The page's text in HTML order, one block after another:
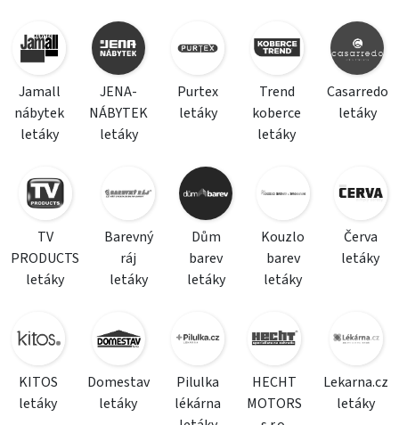
Jamall
nábytek
letáky
JENA-
NÁBYTEK
letáky
Purtex
letáky
Trend
koberce
letáky
Casarredo
letáky
TV
PRODUCTS
letáky
Barevný
ráj
letáky
Dům
barev
letáky
Kouzlo
barev
letáky
Červa
letáky
KITOS
letáky
Domestav
letáky
Pilulka
lékárna
HECHT
MOTORS
Lekarna.cz
letáky